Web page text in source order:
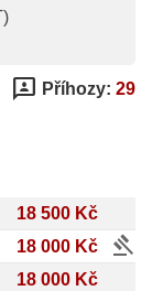
3p Příhozy: 29
18 500 Kč
18 000 Kč gavel
18 000 Kč